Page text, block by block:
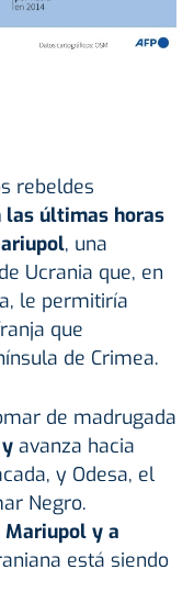
rebeldes
las últimas horas
, una
Ucrania que, en
le permitiría
que
de Crimea.
de madrugada
avanza hacia
y Odesa, el
Negro.
Mariupol y a
está siendo